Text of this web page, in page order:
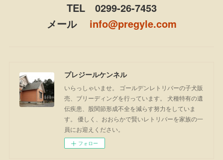
TEL 0299-26-7453
メール info@pregyle.com
プレジールケンネル
いらっしゃいませ。 ゴールデンレトリバーの子犬販
売、ブリーディングを行っています。 犬種特有の遺
伝疾患、股関節形成不全を減らす努力をしていま
す。 優しく、おおらかで賢いレトリバーを家族の一
員にお迎えください。
フォロー